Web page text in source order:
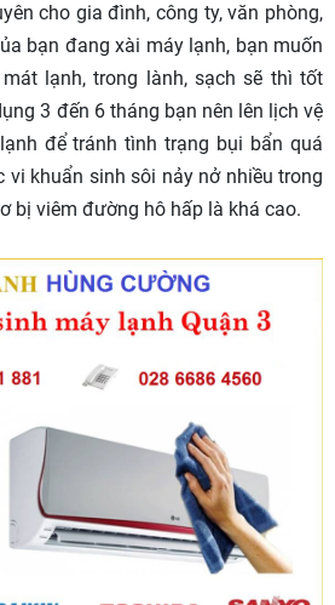
cho gia đình, công ty, văn phòng,
bạn đang xài máy lạnh, bạn muốn
lạnh, trong lành, sạch sẽ thì tốt
3 đến 6 tháng bạn nên lên lịch vệ
để tránh tình trạng bụi bẩn quá
vi khuẩn sinh sôi nảy nở nhiều trong
bị viêm đường hô hấp là khá cao.